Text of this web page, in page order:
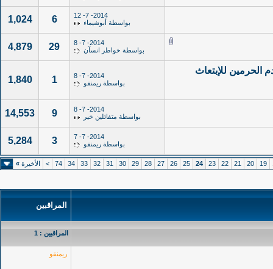
2014- 7- 12
بواسطة أبوشيماء 6
1,024
2014- 7- 8
بواسطة خواطر انسآن 29
4,879
الحرمين للإبتعاث
2014- 7- 8
بواسطة ريمنقو 1
1,840
2014- 7- 8
بواسطة متفائلين خير 9
14,553
2014- 7- 7
بواسطة ريمنقو 3
5,284
19
20
21
22
23
24
25
26
27
28
29
30
31
32
33
34
74
> الأخيرة »
المراقبين
المراقبين : 1
ريمنقو